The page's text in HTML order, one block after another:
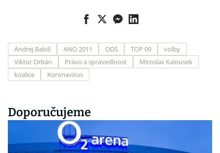
Andrej Babiš ANO 2011 ODS TOP 09
volby
Viktor Orbán
Právo a spravedlnost
Miroslav Kalousek
koalice
Koronavirus
Doporučujeme